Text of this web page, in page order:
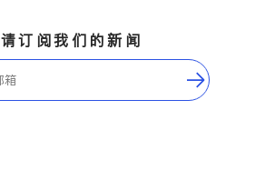
请订阅我们的新闻